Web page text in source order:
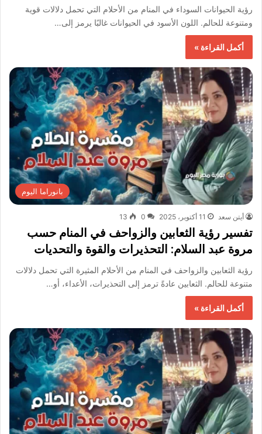
رؤية الحيوانات السوداء في المنام من الأحلام التي تحمل دلالات قوية
ومتنوعة للحالم. اللون الأسود في الحيوانات غالبًا يرمز إلى…
أكمل القراءة »
بانوراما اليوم
أيتن سعد 11 أكتوبر، 2025 0
13
تفسير رؤية الثعابين والزواحف في المنام حسب
مروة عبد السلام: التحذيرات والقوة والتحديات
رؤية الثعابين والزواحف في المنام من الأحلام المثيرة التي تحمل دلالات
متنوعة للحالم. الثعابين عادةً ترمز إلى التحذيرات، الأعداء، أو…
أكمل القراءة »